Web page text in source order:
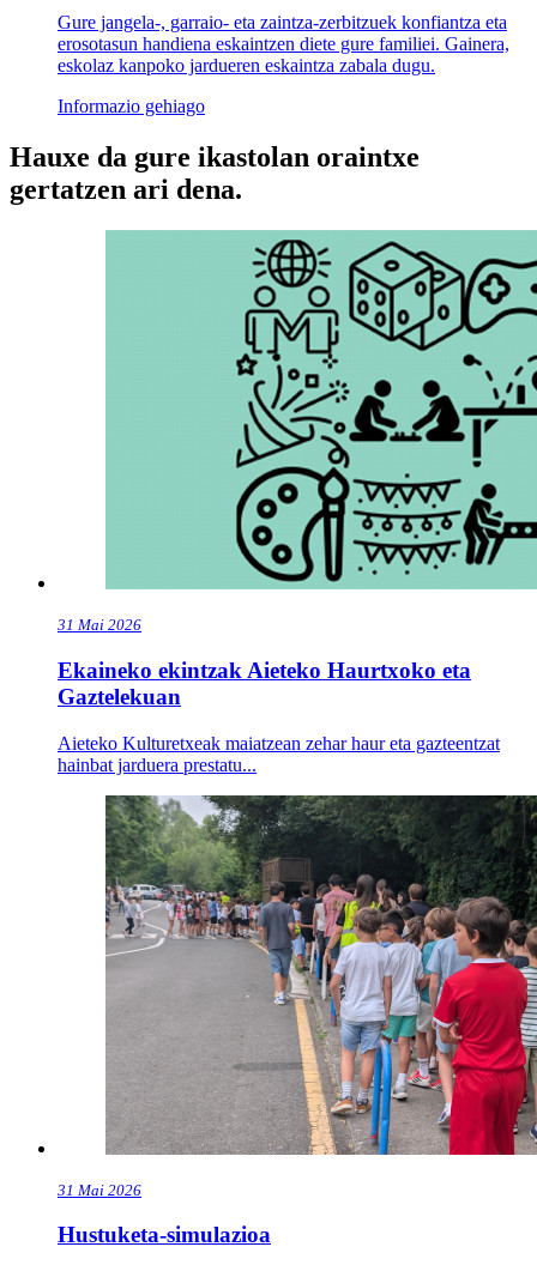
Gure jangela-, garraio- eta zaintza-zerbitzuek konfiantza eta
erosotasun handiena eskaintzen diete gure familiei. Gainera,
eskolaz kanpoko jardueren eskaintza zabala dugu.
Informazio gehiago
Hauxe da gure ikastolan oraintxe
gertatzen ari dena.
31 Mai 2026
Ekaineko ekintzak Aieteko Haurtxoko eta
Gaztelekuan
Aieteko Kulturetxeak maiatzean zehar haur eta gazteentzat
hainbat jarduera prestatu...
31 Mai 2026
Hustuketa-simulazioa